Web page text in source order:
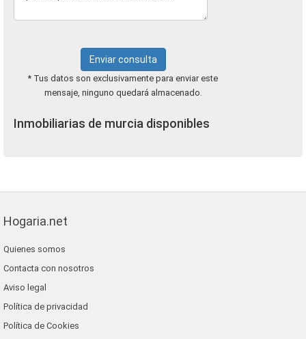
Enviar consulta
* Tus datos son exclusivamente para enviar este
mensaje, ninguno quedará almacenado.
Inmobiliarias de murcia disponibles
Hogaria.net
Quienes somos
Contacta con nosotros
Aviso legal
Política de privacidad
Política de Cookies